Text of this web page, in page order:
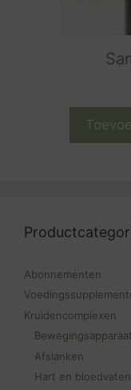
Abonnementen
Kruidencomplexen
Bewegingsapparaat
Afslanken
Hart en bloedvaten